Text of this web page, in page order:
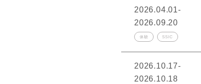
2026.04.01-
2026.09.20
体験 SSIC
2026.10.17-
2026.10.18